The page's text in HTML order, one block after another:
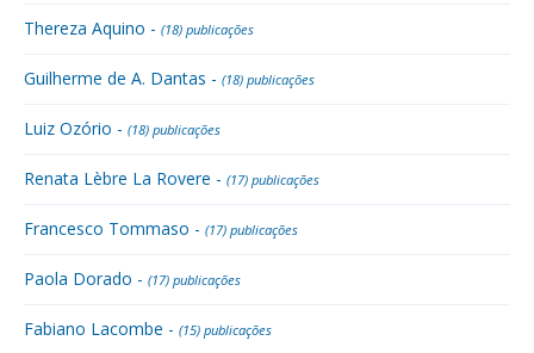
Thereza Aquino - (18) publicações
Guilherme de A. Dantas - (18) publicações
Luiz Ozório - (18) publicações
Renata Lèbre La Rovere - (17) publicações
Francesco Tommaso - (17) publicações
Paola Dorado - (17) publicações
Fabiano Lacombe - (15) publicações